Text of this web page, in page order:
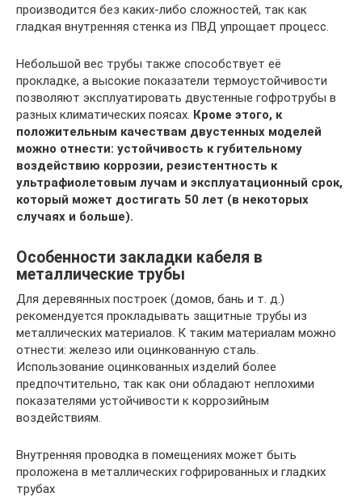
производится без каких-либо сложностей, так как
гладкая внутренняя стенка из ПВД упрощает процесс.
Небольшой вес трубы также способствует её
прокладке, а высокие показатели термоустойчивости
позволяют эксплуатировать двустенные гофротрубы в
разных климатических поясах. Кроме этого, к
положительным качествам двустенных моделей
можно отнести: устойчивость к губительному
воздействию коррозии, резистентность к
ультрафиолетовым лучам и эксплуатационный срок,
который может достигать 50 лет (в некоторых
случаях и больше).
Особенности закладки кабеля в
металлические трубы
Для деревянных построек (домов, бань и т. д.)
рекомендуется прокладывать защитные трубы из
металлических материалов. К таким материалам можно
отнести: железо или оцинкованную сталь.
Использование оцинкованных изделий более
предпочтительно, так как они обладают неплохими
показателями устойчивости к коррозийным
воздействиям.
Внутренняя проводка в помещениях может быть
проложена в металлических гофрированных и гладких
трубах